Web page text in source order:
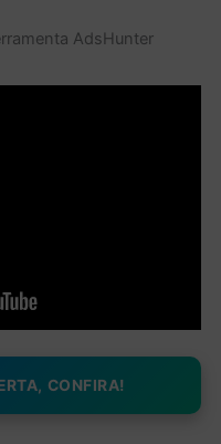
AdsHunter
CONFIRA!